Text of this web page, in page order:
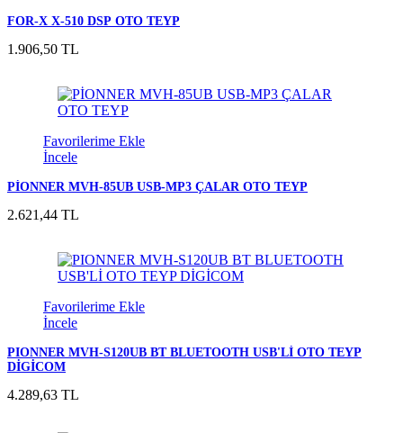
FOR-X X-510 DSP OTO TEYP
1.906,50 TL
Favorilerime Ekle
İncele
PİONNER MVH-85UB USB-MP3 ÇALAR OTO TEYP
2.621,44 TL
Favorilerime Ekle
İncele
PIONNER MVH-S120UB BT BLUETOOTH USB'Lİ OTO TEYP
DİGİCOM
4.289,63 TL